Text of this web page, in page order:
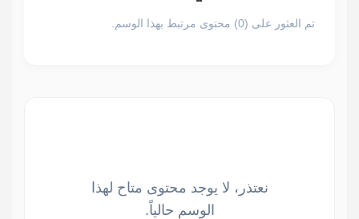
تم العثور على (0) محتوى مرتبط بهذا الوسم.
نعتذر، لا يوجد محتوى متاح لهذا
الوسم حالياً.